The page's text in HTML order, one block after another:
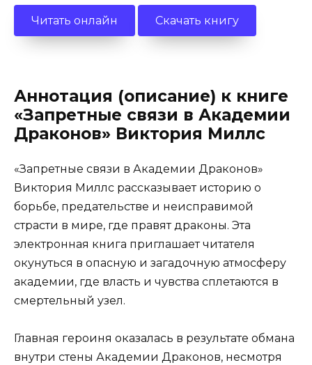
Читать онлайн Скачать книгу
Аннотация (описание) к книге
«Запретные связи в Академии
Драконов» Виктория Миллс
«Запретные связи в Академии Драконов»
Виктория Миллс рассказывает историю о
борьбе, предательстве и неисправимой
страсти в мире, где правят драконы. Эта
электронная книга приглашает читателя
окунуться в опасную и загадочную атмосферу
академии, где власть и чувства сплетаются в
смертельный узел.
Главная героиня оказалась в результате обмана
внутри стены Академии Драконов, несмотря